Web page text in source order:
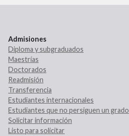
Admisiones
Diploma y subgraduados
Maestrías
Doctorados
Readmisión
Transferencia
Estudiantes internacionales
Estudiantes que no persiguen un grado
Solicitar información
Listo para solicitar